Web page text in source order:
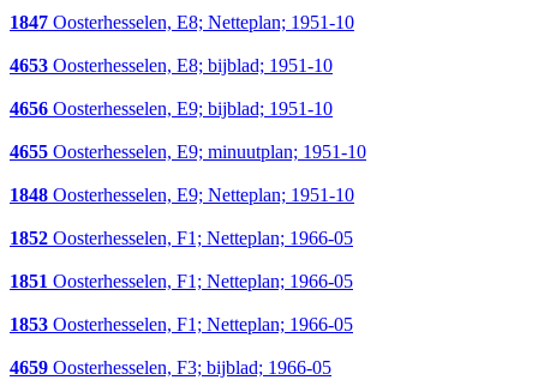
1847 Oosterhesselen, E8; Netteplan; 1951-10
4653 Oosterhesselen, E8; bijblad; 1951-10
4656 Oosterhesselen, E9; bijblad; 1951-10
4655 Oosterhesselen, E9; minuutplan; 1951-10
1848 Oosterhesselen, E9; Netteplan; 1951-10
1852 Oosterhesselen, F1; Netteplan; 1966-05
1851 Oosterhesselen, F1; Netteplan; 1966-05
1853 Oosterhesselen, F1; Netteplan; 1966-05
4659 Oosterhesselen, F3; bijblad; 1966-05